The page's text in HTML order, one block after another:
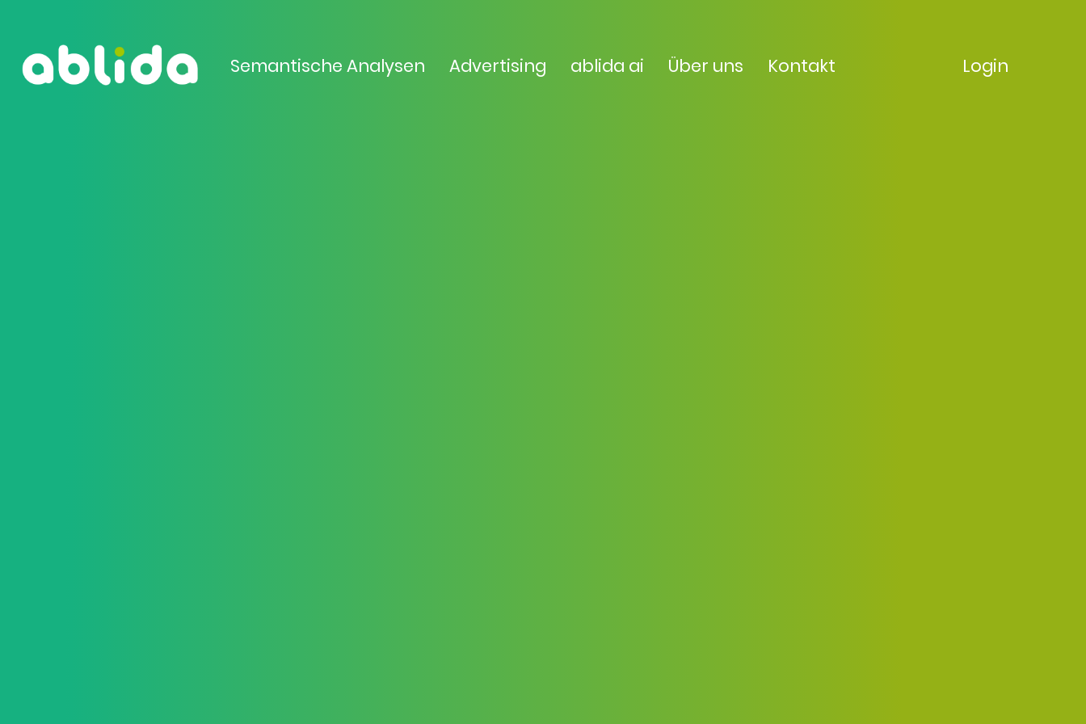
Semantische Analysen Advertising ablida ai Über uns Kontakt Login